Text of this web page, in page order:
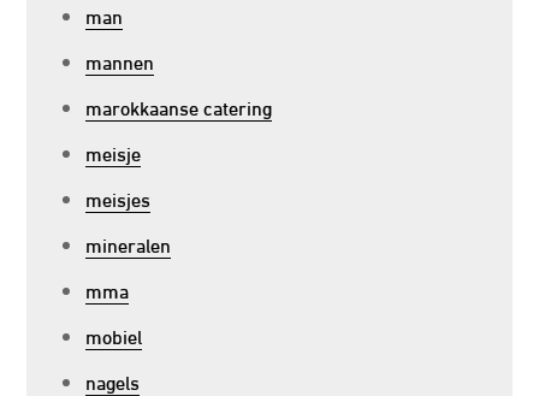
man
mannen
marokkaanse catering
meisje
meisjes
mineralen
mma
mobiel
nagels